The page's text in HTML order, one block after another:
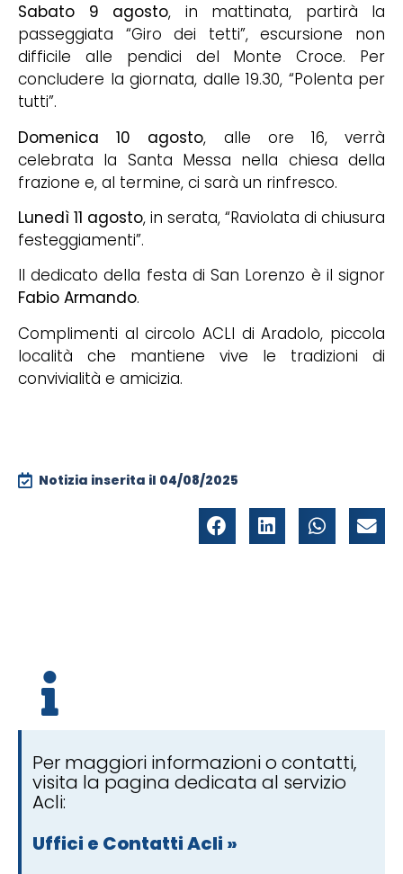
Sabato 9 agosto, in mattinata, partirà la
passeggiata “Giro dei tetti”, escursione non
difficile alle pendici del Monte Croce. Per
concludere la giornata, dalle 19.30, “Polenta per
tutti”.
Domenica 10 agosto, alle ore 16, verrà
celebrata la Santa Messa nella chiesa della
frazione e, al termine, ci sarà un rinfresco.
Lunedì 11 agosto, in serata, “Raviolata di chiusura
festeggiamenti”.
Il dedicato della festa di San Lorenzo è il signor
Fabio Armando.
Complimenti al circolo ACLI di Aradolo, piccola
località che mantiene vive le tradizioni di
convivialità e amicizia.
Notizia inserita il 04/08/2025
Per maggiori informazioni o contatti,
visita la pagina dedicata al servizio
Acli:
Uffici e Contatti Acli »